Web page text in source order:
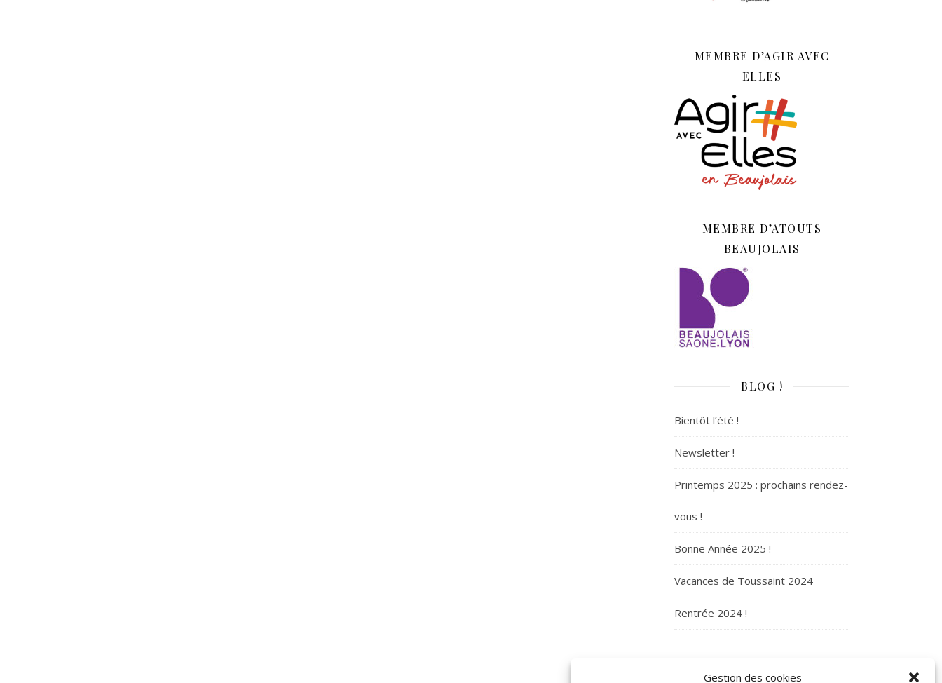
Gestion des cookies
MEMBRE D’AGIR AVEC
ELLES
MEMBRE D’ATOUTS
BEAUJOLAIS
BLOG !
Bientôt l’été !
Newsletter !
Printemps 2025 : prochains rendez-
vous !
Bonne Année 2025 !
Vacances de Toussaint 2024
Rentrée 2024 !